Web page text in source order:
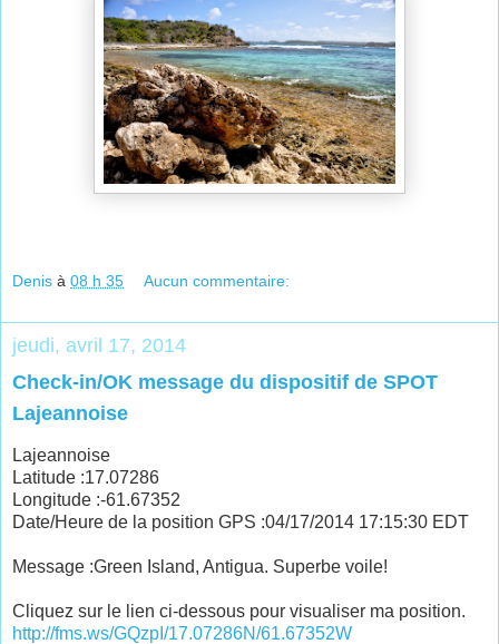
Denis à 08 h 35 Aucun commentaire:
jeudi, avril 17, 2014
Check-in/OK message du dispositif de SPOT
Lajeannoise
Lajeannoise
Latitude :17.07286
Longitude :-61.67352
Date/Heure de la position GPS :04/17/2014 17:15:30 EDT
Message :Green Island, Antigua. Superbe voile!
Cliquez sur le lien ci-dessous pour visualiser ma position.
http://fms.ws/GQzpI/17.07286N/61.67352W